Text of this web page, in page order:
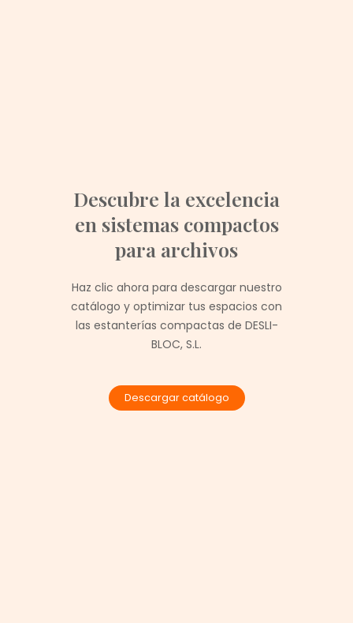
Descubre la excelencia
en sistemas compactos
para archivos
Haz clic ahora para descargar nuestro
catálogo y optimizar tus espacios con
las estanterías compactas de DESLI-
BLOC, S.L.
Descargar catálogo